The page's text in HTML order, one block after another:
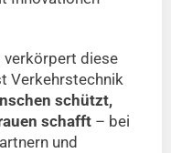
verkörpert diese
Verkehrstechnik
schützt,
schafft– bei
und